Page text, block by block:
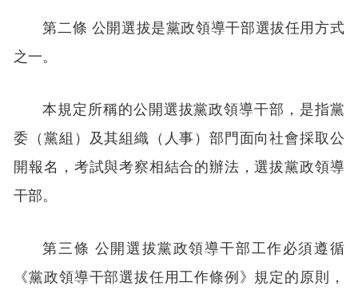
第二條 公開選拔是黨政領導干部選拔任用方式
之一。
本規定所稱的公開選拔黨政領導干部，是指黨
委（黨組）及其組織（人事）部門面向社會採取公
開報名，考試與考察相結合的辦法，選拔黨政領導
干部。
第三條 公開選拔黨政領導干部工作必須遵循
《黨政領導干部選拔任用工作條例》規定的原則，